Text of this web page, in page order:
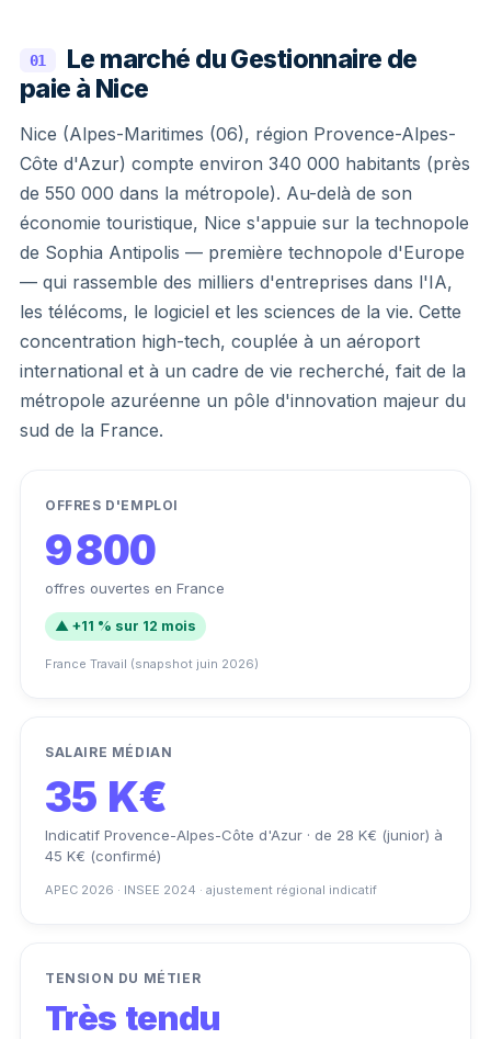
01
Le marché du Gestionnaire de
paie à Nice
Nice (Alpes-Maritimes (06), région Provence-Alpes-
Côte d'Azur) compte environ 340 000 habitants (près
de 550 000 dans la métropole). Au-delà de son
économie touristique, Nice s'appuie sur la technopole
de Sophia Antipolis — première technopole d'Europe
— qui rassemble des milliers d'entreprises dans l'IA,
les télécoms, le logiciel et les sciences de la vie. Cette
concentration high-tech, couplée à un aéroport
international et à un cadre de vie recherché, fait de la
métropole azuréenne un pôle d'innovation majeur du
sud de la France.
OFFRES D'EMPLOI
9 800
offres ouvertes en France
▲ +11 % sur 12 mois
France Travail (snapshot juin 2026)
SALAIRE MÉDIAN
35 K€
Indicatif Provence-Alpes-Côte d'Azur · de 28 K€ (junior) à
45 K€ (confirmé)
APEC 2026 · INSEE 2024 · ajustement régional indicatif
TENSION DU MÉTIER
Très tendu